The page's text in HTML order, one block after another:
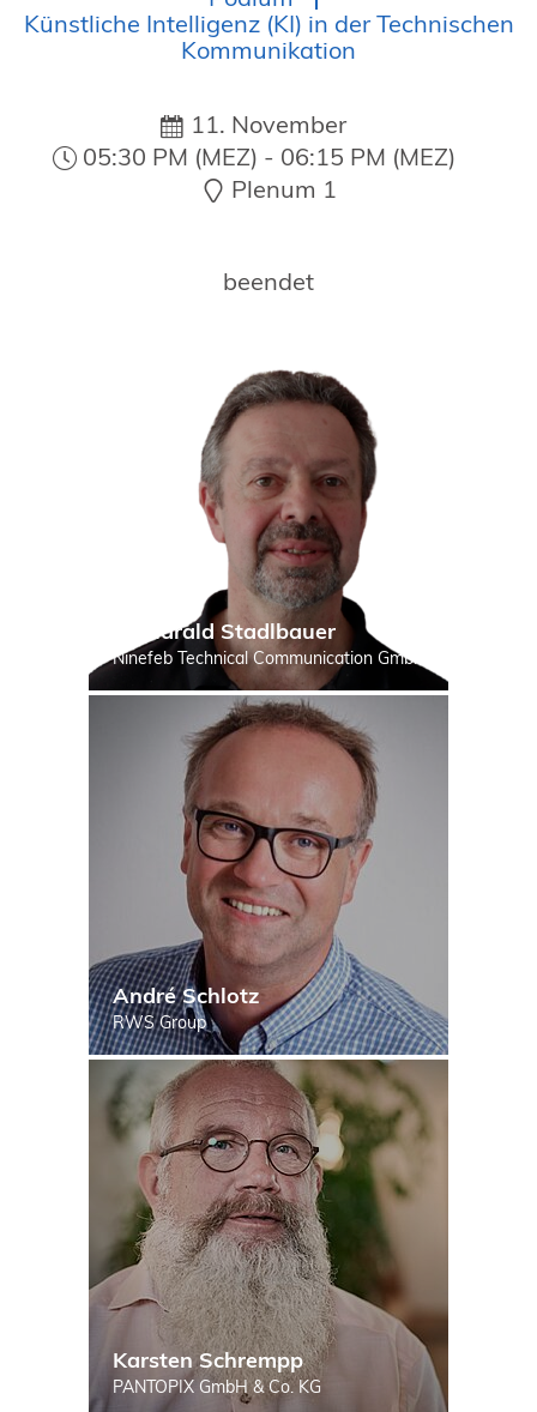
19. Juni 2026 in Wiesbaden
NORDIC TechKomm Kopenhagen
10.-12. November, 2026 in Stuttgart
Künstliche Intelligenz (KI) in der Technischen
Kommunikation
11. November
05:30 PM (MEZ) - 06:15 PM (MEZ)
Plenum 1
beendet
Dr Harald Stadlbauer
Ninefeb Technical Communication GmbH
André Schlotz
RWS Group
Karsten Schrempp
PANTOPIX GmbH & Co. KG